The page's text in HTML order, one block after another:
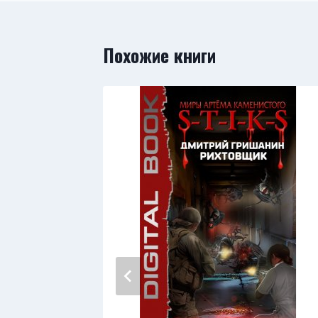
Похожие книги